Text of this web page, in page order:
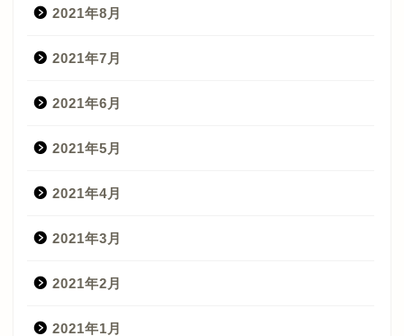
2021年8月
2021年7月
2021年6月
2021年5月
2021年4月
2021年3月
2021年2月
2021年1月